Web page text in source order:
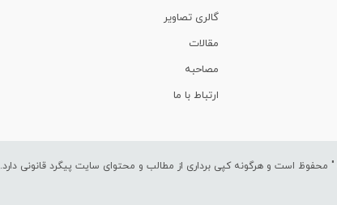
گالری تصاویر
مقالات
مصاحبه
ارتباط با ما
" محفوظ است و هرگونه کپی برداری از مطالب و محتوای سایت پیگرد قانونی دارد.